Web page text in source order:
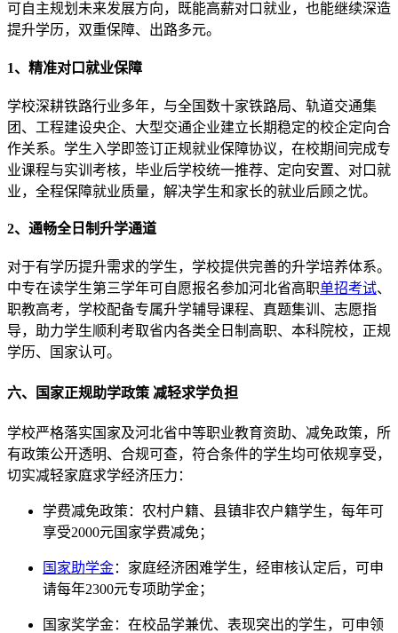
可自主规划未来发展方向，既能高薪对口就业，也能继续深造
提升学历，双重保障、出路多元。
1、精准对口就业保障
学校深耕铁路行业多年，与全国数十家铁路局、轨道交通集
团、工程建设央企、大型交通企业建立长期稳定的校企定向合
作关系。学生入学即签订正规就业保障协议，在校期间完成专
业课程与实训考核，毕业后学校统一推荐、定向安置、对口就
业，全程保障就业质量，解决学生和家长的就业后顾之忧。
2、通畅全日制升学通道
对于有学历提升需求的学生，学校提供完善的升学培养体系。
中专在读学生第三学年可自愿报名参加河北省高职单招考试、
职教高考，学校配备专属升学辅导课程、真题集训、志愿指
导，助力学生顺利考取省内各类全日制高职、本科院校，正规
学历、国家认可。
六、国家正规助学政策 减轻求学负担
学校严格落实国家及河北省中等职业教育资助、减免政策，所
有政策公开透明、合规可查，符合条件的学生均可依规享受，
切实减轻家庭求学经济压力：
学费减免政策：农村户籍、县镇非农户籍学生，每年可
享受2000元国家学费减免；
国家助学金：家庭经济困难学生，经审核认定后，可申
请每年2300元专项助学金；
国家奖学金：在校品学兼优、表现突出的学生，可申领